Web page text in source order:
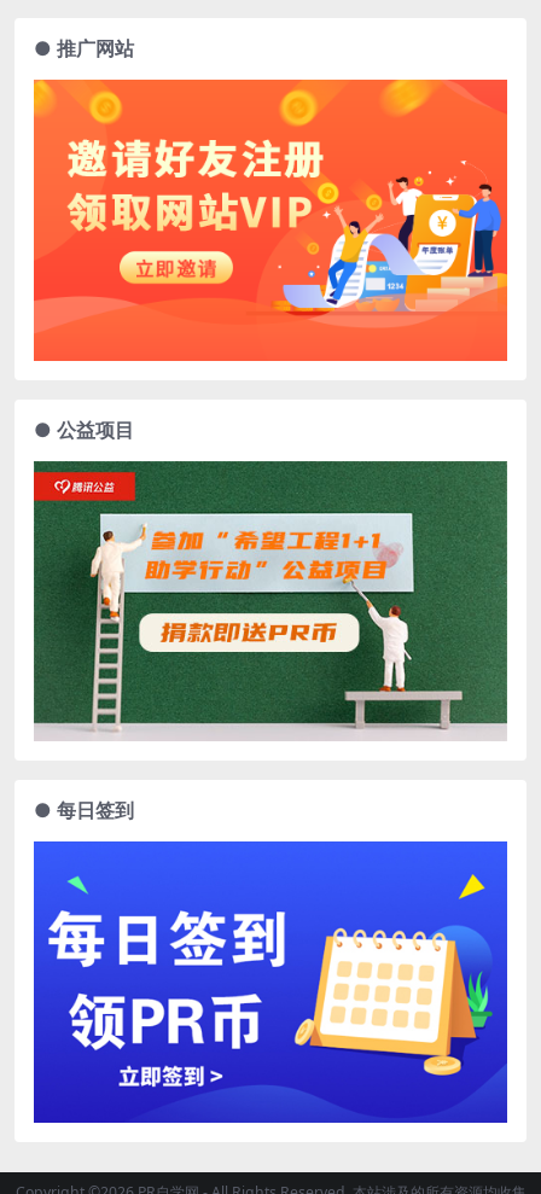
● 推广网站
● 公益项目
● 每日签到